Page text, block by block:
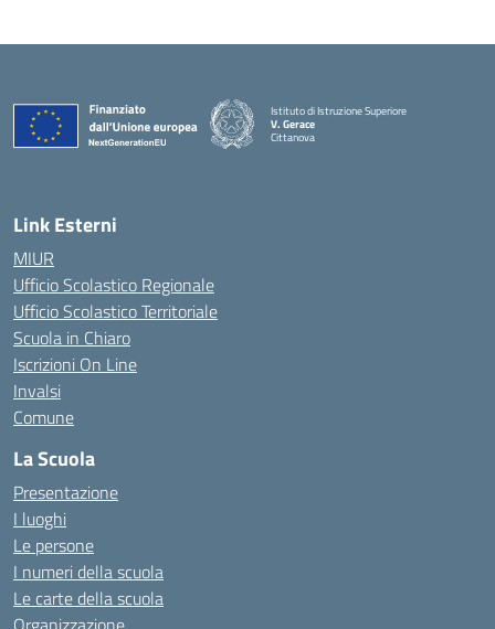
Istituto di Istruzione Superiore
V. Gerace
Cittanova
Link Esterni
MIUR
Ufficio Scolastico Regionale
Ufficio Scolastico Territoriale
Scuola in Chiaro
Iscrizioni On Line
Invalsi
Comune
La Scuola
Presentazione
I luoghi
Le persone
I numeri della scuola
Le carte della scuola